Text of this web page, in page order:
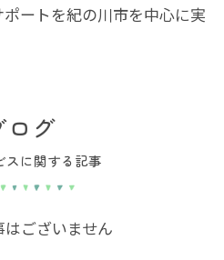
ートを紀の川市を中心に実
ログ
スに関する記事
ございません